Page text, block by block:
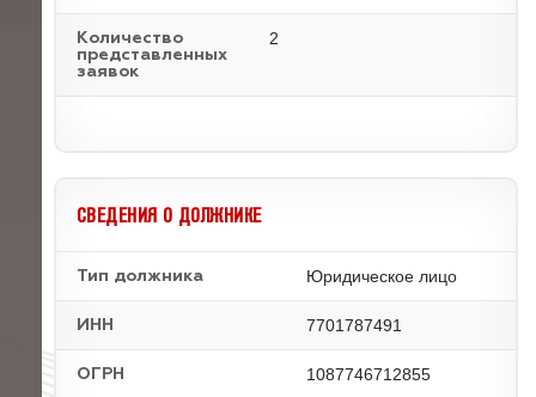
Количество
представленных
заявок
2
СВЕДЕНИЯ О ДОЛЖНИКЕ
Тип должника Юридическое лицо
ИНН 7701787491
ОГРН 1087746712855